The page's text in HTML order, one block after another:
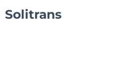
Solitrans